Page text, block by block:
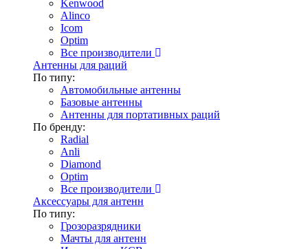
Kenwood
Alinco
Icom
Optim
Все производители
Антенны для раций
По типу:
Автомобильные антенны
Базовые антенны
Антенны для портативных раций
По бренду:
Radial
Anli
Diamond
Optim
Все производители
Аксессуары для антенн
По типу:
Грозоразрядники
Мачты для антенн